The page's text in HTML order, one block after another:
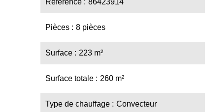
Référence 86423914
Pièces 8 pièces
Surface 223 m²
Surface totale 260 m²
Type de chauffage Convecteur